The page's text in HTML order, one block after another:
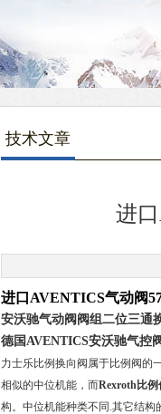
技术文章
进
进口AVENTICS气动阀
安沃驰气动阀阀组二位三通
德国AVENTICS安沃驰气控
力士乐比例换向阀属于比例阀的
相似的中位机能，而Rexroth比例
构。中位机能种类不同.其它结